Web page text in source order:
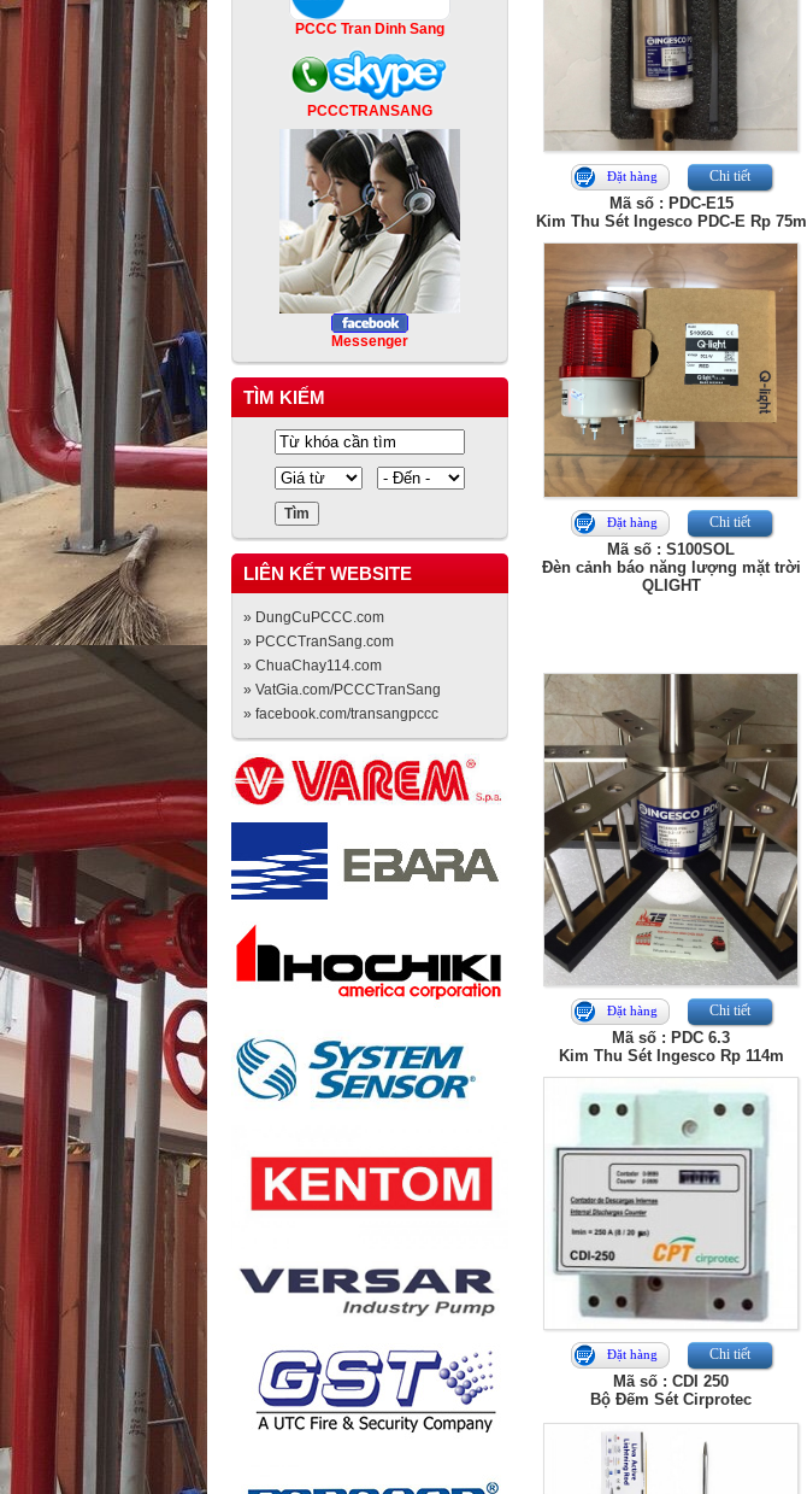
PCCC Tran Dinh Sang
PCCCTRANSANG
Messenger
TÌM KIẾM
LIÊN KẾT WEBSITE
» DungCuPCCC.com
» PCCCTranSang.com
» ChuaChay114.com
» VatGia.com/PCCCTranSang
» facebook.com/transangpccc
Đặt hàng Chi tiết
Mã số : PDC-E15
Kim Thu Sét Ingesco PDC-E Rp 75m
Đặt hàng Chi tiết
Mã số : S100SOL
Đèn cảnh báo năng lượng mặt trời
QLIGHT
Đặt hàng Chi tiết
Mã số : PDC 6.3
Kim Thu Sét Ingesco Rp 114m
Đặt hàng Chi tiết
Mã số : CDI 250
Bộ Đếm Sét Cirprotec